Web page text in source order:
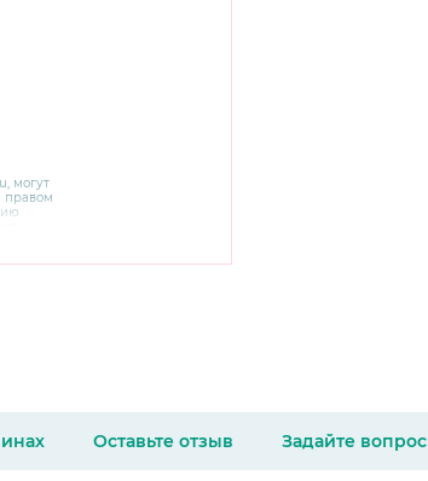
могут
правом
Оставьте отзыв Задайте вопрос